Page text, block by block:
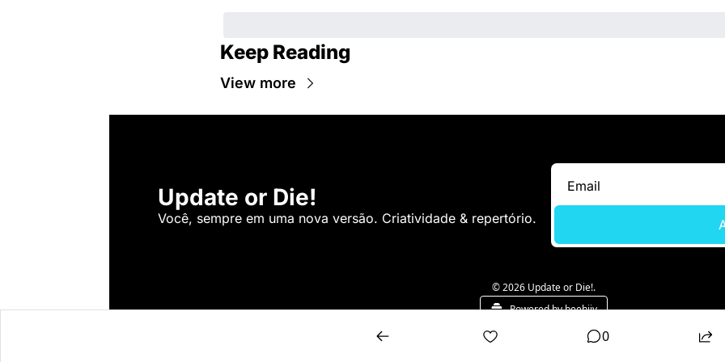
Keep Reading
View more
Update or Die!
Você, sempre em uma nova versão. Criatividade & repertório.
© 2026 Update or Die!.
Powered by beehiiv
0